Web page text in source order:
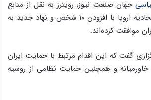
جهان صنعت نیوز، رویترز به نقل از منابع
آگاه گزارش داد که اتحادیه اروپا با افزودن ۱۰ شخص و نهاد جدید به
موافقت کرده‌اند.
گفت که این اقدام مرتبط با حمایت ایران
خاورمیانه و همچنین حمایت نظامی از روسیه